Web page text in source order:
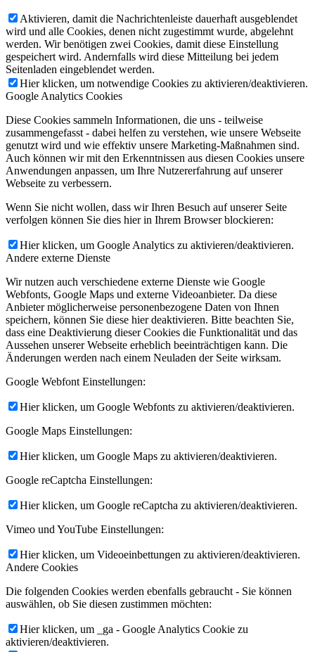
Aktivieren, damit die Nachrichtenleiste dauerhaft ausgeblendet
wird und alle Cookies, denen nicht zugestimmt wurde, abgelehnt
werden. Wir benötigen zwei Cookies, damit diese Einstellung
gespeichert wird. Andernfalls wird diese Mitteilung bei jedem
Seitenladen eingeblendet werden.
Hier klicken, um notwendige Cookies zu aktivieren/deaktivieren.
Google Analytics Cookies
Diese Cookies sammeln Informationen, die uns - teilweise
zusammengefasst - dabei helfen zu verstehen, wie unsere Webseite
genutzt wird und wie effektiv unsere Marketing-Maßnahmen sind.
Auch können wir mit den Erkenntnissen aus diesen Cookies unsere
Anwendungen anpassen, um Ihre Nutzererfahrung auf unserer
Webseite zu verbessern.
Wenn Sie nicht wollen, dass wir Ihren Besuch auf unserer Seite
verfolgen können Sie dies hier in Ihrem Browser blockieren:
Hier klicken, um Google Analytics zu aktivieren/deaktivieren.
Andere externe Dienste
Wir nutzen auch verschiedene externe Dienste wie Google
Webfonts, Google Maps und externe Videoanbieter. Da diese
Anbieter möglicherweise personenbezogene Daten von Ihnen
speichern, können Sie diese hier deaktivieren. Bitte beachten Sie,
dass eine Deaktivierung dieser Cookies die Funktionalität und das
Aussehen unserer Webseite erheblich beeinträchtigen kann. Die
Änderungen werden nach einem Neuladen der Seite wirksam.
Google Webfont Einstellungen:
Hier klicken, um Google Webfonts zu aktivieren/deaktivieren.
Google Maps Einstellungen:
Hier klicken, um Google Maps zu aktivieren/deaktivieren.
Google reCaptcha Einstellungen:
Hier klicken, um Google reCaptcha zu aktivieren/deaktivieren.
Vimeo und YouTube Einstellungen:
Hier klicken, um Videoeinbettungen zu aktivieren/deaktivieren.
Andere Cookies
Die folgenden Cookies werden ebenfalls gebraucht - Sie können
auswählen, ob Sie diesen zustimmen möchten:
Hier klicken, um _ga - Google Analytics Cookie zu
aktivieren/deaktivieren.